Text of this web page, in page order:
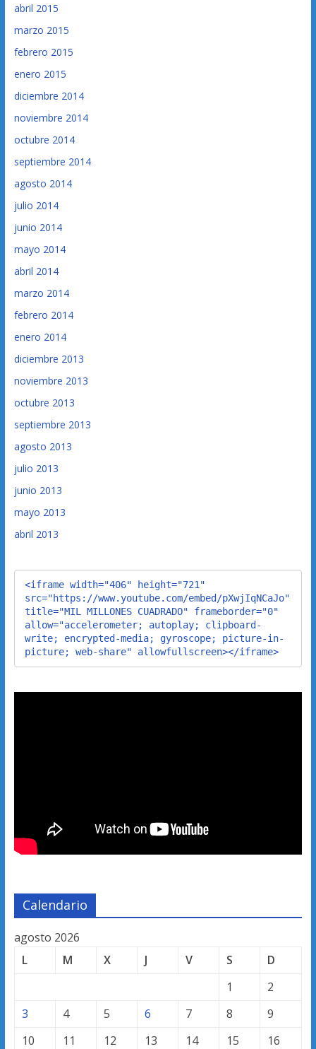
abril 2015
marzo 2015
febrero 2015
enero 2015
diciembre 2014
noviembre 2014
octubre 2014
septiembre 2014
agosto 2014
julio 2014
junio 2014
mayo 2014
abril 2014
marzo 2014
febrero 2014
enero 2014
diciembre 2013
noviembre 2013
octubre 2013
septiembre 2013
agosto 2013
julio 2013
junio 2013
mayo 2013
abril 2013
<iframe width="406" height="721"
src="https://www.youtube.com/embed/pXwjIqNCaJo"
title="MIL MILLONES CUADRADO" frameborder="0"
allow="accelerometer; autoplay; clipboard-
write; encrypted-media; gyroscope; picture-in-
picture; web-share" allowfullscreen></iframe>
Calendario
agosto 2026
L
M X J V S
D
1
2
3
4 5 6 7 8
9
10
11 12 13 14 15 16